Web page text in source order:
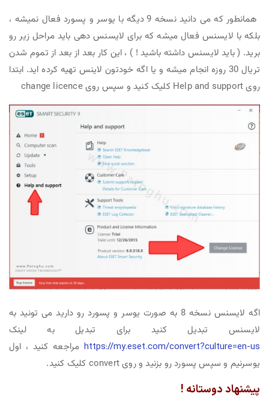
همانطور که می دانید نسخه 9 دیگه با یوسر و پسورد فعال نمیشه ،
بلکه با لایسنس فعال میشه که برای لایسنس دهی باید مراحل زیر رو
برید. ( باید لایسنس داشته باشید ! ) ، این کار بعد از بعد از تموم شدن
تریال 30 روزه انجام میشه و یا اگه خودتون لاینس تهیه کرده اید. ابتدا
روی Help and support کلیک کنید و سپس روی change licence
اگه لایسنس نسخه 8 به صورت یوسر و پسورد رو دارید می تونید به
لایسنس تبدیل کنید برای تبدیل به لینک
https://my.eset.com/convert?culture=en-us مراجعه کنید ، اول
یوسرنیم و سپس پسورد رو بزنید و روی convert کلیک کنید.
پیشنهاد دوستانه !